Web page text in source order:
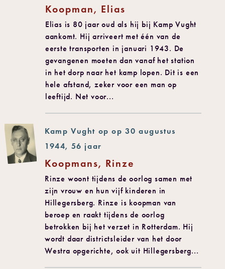
Koopman, Elias
Elias is 80 jaar oud als hij bij Kamp Vught
aankomt. Hij arriveert met één van de
eerste transporten in januari 1943. De
gevangenen moeten dan vanaf het station
in het dorp naar het kamp lopen. Dit is een
hele afstand, zeker voor een man op
leeftijd. Net voor...
Kamp Vught op op 30 augustus
1944, 56 jaar
Koopmans, Rinze
Rinze woont tijdens de oorlog samen met
zijn vrouw en hun vijf kinderen in
Hillegersberg. Rinze is koopman van
beroep en raakt tijdens de oorlog
betrokken bij het verzet in Rotterdam. Hij
wordt daar districtsleider van het door
Westra opgerichte, ook uit Hillegersberg...